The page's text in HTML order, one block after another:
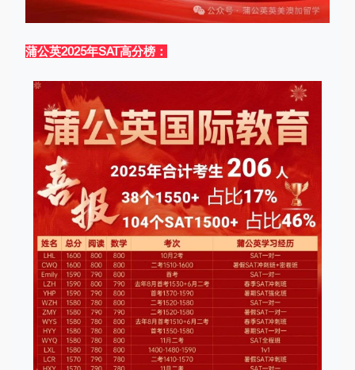
蒲公英2025年SAT高分榜：